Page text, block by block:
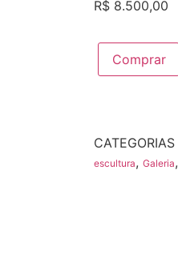
R$ 8.500,00
Comprar
CATEGORIAS
escultura, Galeria,